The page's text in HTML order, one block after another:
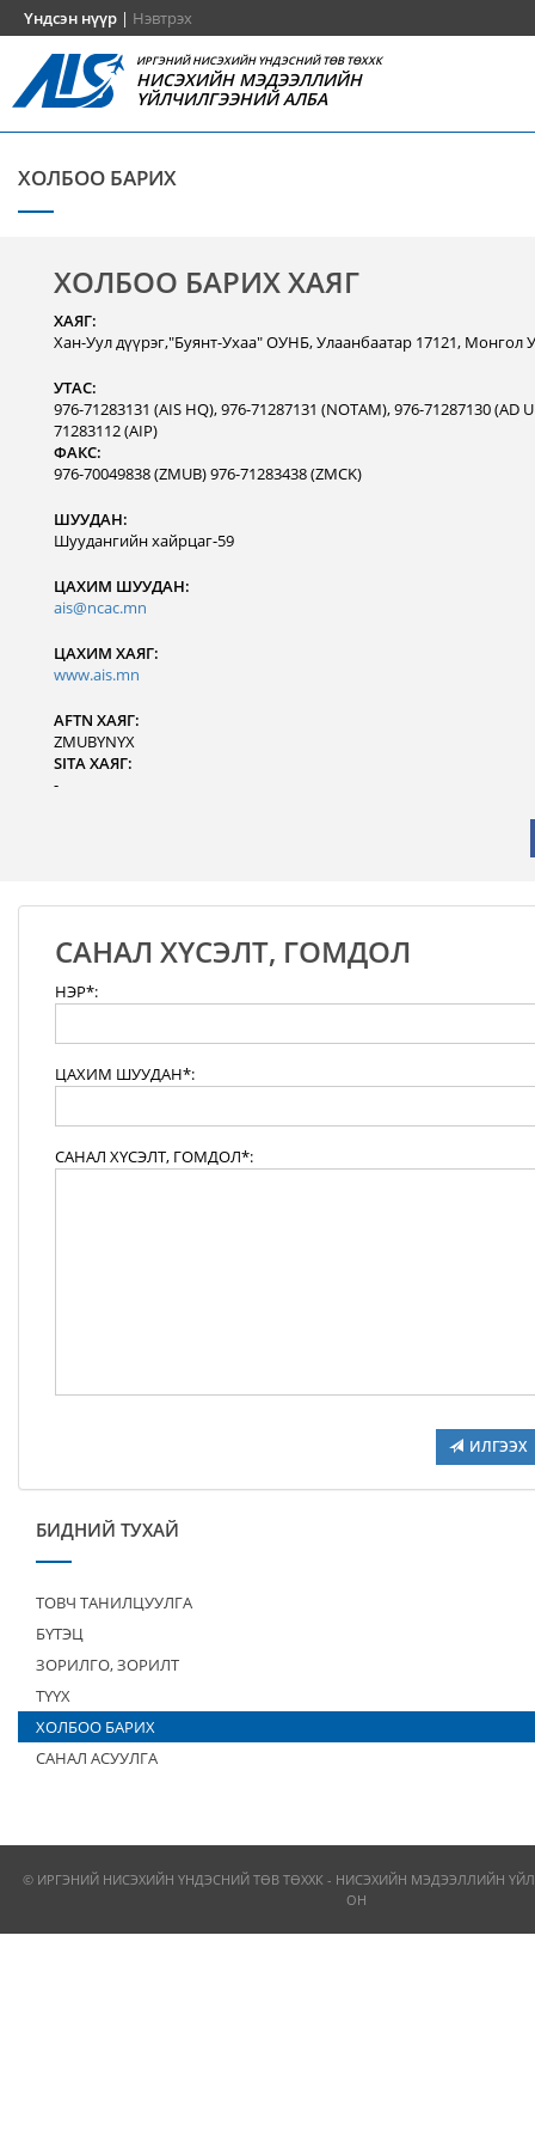
Үндсэн нүүр | Нэвтрэх
ИРГЭНИЙ НИСЭХИЙН ҮНДЭСНИЙ ТӨВ ТӨХХК
НИСЭХИЙН МЭДЭЭЛЛИЙН
ҮЙЛЧИЛГЭЭНИЙ АЛБА
ХОЛБОО БАРИХ
ХОЛБОО БАРИХ ХАЯГ
ХАЯГ:
Хан-Уул дүүрэг,"Буянт-Ухаа" ОУНБ, Улаанбаатар 17121, Монгол
УТАС:
976-71283131 (AIS HQ), 976-71287131 (NOTAM), 976-71287130 (AD
71283112 (AIP)
ФАКС:
976-70049838 (ZMUB) 976-71283438 (ZMCK)
ШУУДАН:
Шуудангийн хайрцаг-59
ЦАХИМ ШУУДАН:
ais@ncac.mn
ЦАХИМ ХАЯГ:
www.ais.mn
AFTN ХАЯГ:
ZMUBYNYX
SITA ХАЯГ:
-
САНАЛ ХҮСЭЛТ, ГОМДОЛ
НЭР*:
ЦАХИМ ШУУДАН*:
САНАЛ ХҮСЭЛТ, ГОМДОЛ*:
ИЛГЭЭХ
БИДНИЙ ТУХАЙ
ТОВЧ ТАНИЛЦУУЛГА
БҮТЭЦ
ЗОРИЛГО, ЗОРИЛТ
ТҮҮХ
ХОЛБОО БАРИХ
САНАЛ АСУУЛГА
© ИРГЭНИЙ НИСЭХИЙН ҮНДЭСНИЙ ТӨВ ТӨХХК - НИСЭХИЙН МЭДЭЭЛЛИЙН
ОН